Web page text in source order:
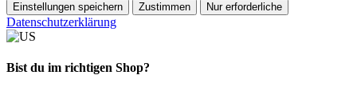
Einstellungen speichern Zustimmen Nur erforderliche
Datenschutzerklärung
Bist du im richtigen Shop?